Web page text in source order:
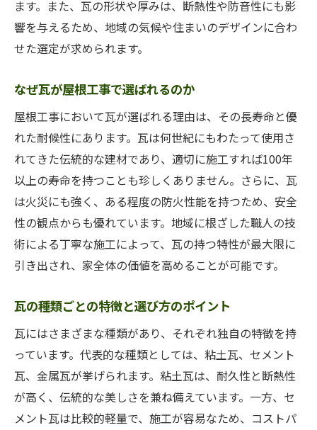
ます。また、瓦の形状や厚みは、断熱性や防音性にも影
響を与えるため、地域の気候や住まいのデザインに合わ
せた選定が求められます。
なぜ瓦が屋根工事で選ばれるのか
屋根工事において瓦が選ばれる理由は、その長寿命と優
れた耐候性にあります。瓦は何世紀にもわたって使用さ
れてきた伝統的な建材であり、適切に施工すれば100年
以上の寿命を持つことも珍しくありません。さらに、瓦
は火災にも強く、ある程度の防火性能を持つため、安全
性の観点からも優れています。地域に根ざした職人の技
術による丁寧な施工によって、瓦の持つ特性が最大限に
引き出され、家全体の価値を高めることが可能です。
瓦の種類ごとの特徴と選び方のポイント
瓦にはさまざまな種類があり、それぞれ独自の特徴を持
っています。代表的な種類としては、粘土瓦、セメント
瓦、金属瓦が挙げられます。粘土瓦は、耐久性と断熱性
が高く、伝統的な美しさを兼ね備えています。一方、セ
メント瓦は比較的軽量で、施工が容易なため、コストパ